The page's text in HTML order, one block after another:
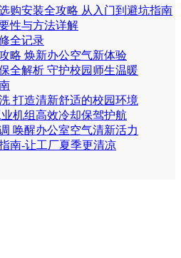
购安装全攻略 从入门到避坑指南
性与方法详解
全记录
略 焕新办公空气新体验
全解析 守护校园师生温暖
打造清新舒适的校园环境
机组高效冷却保驾护航
唤醒办公室空气清新活力
南-让工厂夏季更清凉